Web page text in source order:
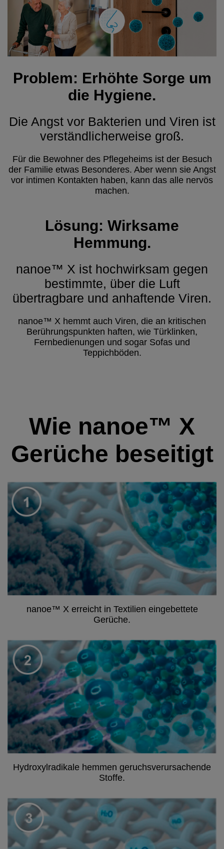
Problem: Erhöhte Sorge um
die Hygiene.
Die Angst vor Bakterien und Viren ist
verständlicherweise groß.
Für die Bewohner des Pflegeheims ist der Besuch
der Familie etwas Besonderes. Aber wenn sie Angst
vor intimen Kontakten haben, kann das alle nervös
machen.
Lösung: Wirksame
Hemmung.
nanoe™ X ist hochwirksam gegen
bestimmte, über die Luft
übertragbare und anhaftende Viren.
nanoe™ X hemmt auch Viren, die an kritischen
Berührungspunkten haften, wie Türklinken,
Fernbedienungen und sogar Sofas und
Teppichböden.
Wie nanoe™ X
Gerüche beseitigt
nanoe™ X erreicht in Textilien eingebettete
Gerüche.
Hydroxylradikale hemmen geruchsverursachende
Stoffe.